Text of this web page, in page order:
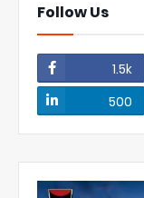
Follow Us
1.5k
500